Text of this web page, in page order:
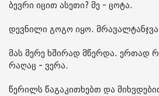
ბევრი იცით ასეთი? მე - ცოტა.
დევნილი გოგო იყო.
მას მერე ხშირად მწერდა. ერთად
რაღაც - ვერა.
წერილს წაგაკითხებთ და